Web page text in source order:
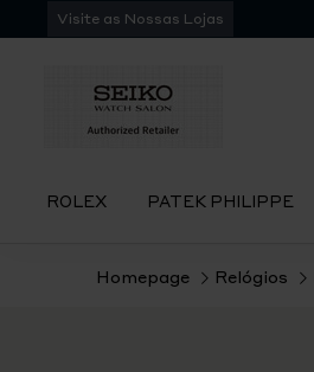
para
Visite as Nossas Lojas
ROLEX PATEK PHILIPPE
Homepage Relógios